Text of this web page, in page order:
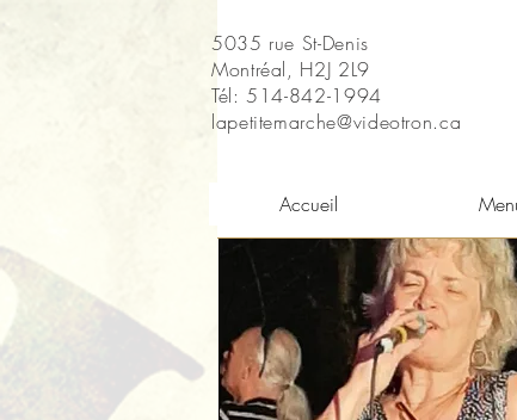
5035 rue St-Denis
Montréal, H2J 2L9
Tél: 514-842-1994
lapetitemarche@videotron.ca
Accueil